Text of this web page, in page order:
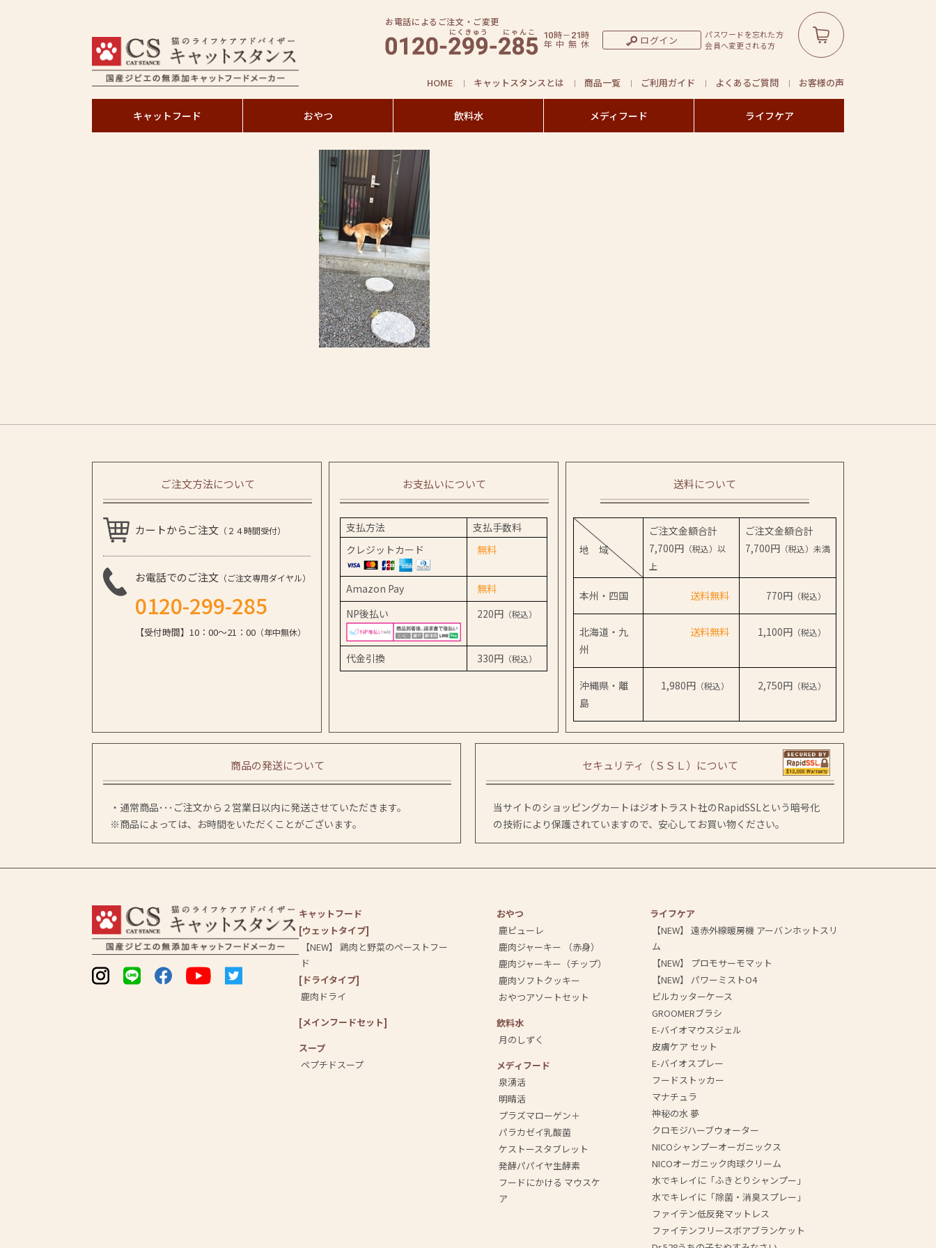
お電話によるご注文・ご変更
10時－ 21時
年 中 無 休 ログイン
パスワードを忘れた方
会員へ変更される方
HOME キャットスタンスとは 商品一覧 ご利用ガイド よくあるご質問 お客様の声
キャットフード おやつ 飲料水 メディフード ライフケア
ご注文方法について
カートからご注文 （２４時間受付）
お電話でのご注文 （ご注文専用ダイヤル）
0120-299-285
【受付時間】10：00～21：00 （年中無休）
お支払いについて
支払方法
支払手数料
クレジットカード
無料
Amazon Pay
無料
NP後払い
220円 （税込）
代金引換 330円 （税込）
送料について
地 域
ご注文金額合計
7,700円 （税込）以
上
ご注文金額合計
7,700円 （税込）未満
本州・四国 送料無料 770円 （税込）
北海道・九
州
送料無料 1,100円 （税込）
沖縄県・離
島
1,980円 （税込） 2,750円 （税込）
商品の発送について
・通常商品･･･ご注文から２営業日以内に発送させていただきます。
※商品によっては、お時間をいただくことがございます。
セキュリティ（ＳＳＬ）について
当サイトのショッピングカートはジオトラスト社のRapidSSLという暗号化
の技術により保護されていますので、安心してお買い物ください。
キャットフード
[ウェットタイプ]
【NEW】 鶏肉と野菜のペーストフー
ド
[ドライタイプ]
鹿肉ドライ
[メインフードセット]
スープ
ペプチドスープ
おやつ
鹿ピューレ
鹿肉ジャーキー （赤身）
鹿肉ジャーキー（チップ）
鹿肉ソフトクッキー
おやつアソートセット
飲料⽔
月のしずく
メディフード
泉湧活
明晴活
プラズマローゲン＋
パラカゼイ乳酸菌
ケストースタブレット
発酵パパイヤ生酵素
フードにかける マウスケ
ア
ライフケア
【NEW】 遠赤外線暖房機 アーバンホットスリ
ム
【NEW】 プロモサーモマット
【NEW】 パワーミストO4
ピルカッターケース
GROOMERブラシ
E-バイオマウスジェル
皮膚ケア セット
E-バイオスプレー
フードストッカー
マナチュラ
神秘の水 夢
クロモジハーブウォーター
NICOシャンプーオーガニックス
NICOオーガニック肉球クリーム
水でキレイに「ふきとりシャンプー」
水でキレイに「除菌・消臭スプレー」
ファイテン低反発マットレス
ファイテンフリースボアブランケット